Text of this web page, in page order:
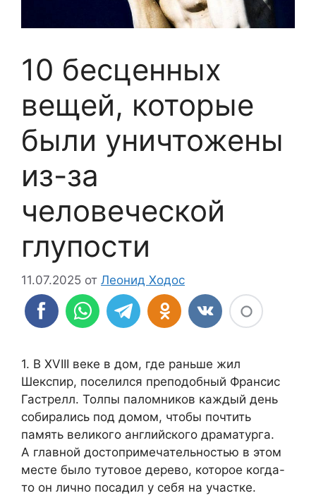
10 бесценных
вещей, которые
были уничтожены
из-за
человеческой
глупости
11.07.2025 от Леонид Ходос
1. В XVIII веке в дом, где раньше жил
Шекспир, поселился преподобный Франсис
Гастрелл. Толпы паломников каждый день
собирались под домом, чтобы почтить
память великого английского драматурга.
А главной достопримечательностью в этом
месте было тутовое дерево, которое когда-
то он лично посадил у себя на участке.